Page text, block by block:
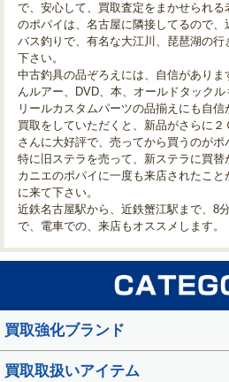
で、安心して、買取査定をまかせられ
のポパイは、名古屋に隣接してるので、
バス釣りで、有名な大江川、琵琶湖の
下さい。
中古釣具の品ぞろえには、自信があり
んルアー、DVD、本、オールドタックル
リールカスタムパーツの品揃えにも自信
買取をしていただくと、新品がさらに
さんに大好評で、売ってから買うのがポ
特に旧ステラを売って、新ステラに買替
カニエのポパイに一度も来店されたこ
に来て下さい。
近鉄名古屋駅から、近鉄蟹江駅まで、8
で、電車での、来店もオススメします。
買取強化ブランド
買取取扱いアイテム